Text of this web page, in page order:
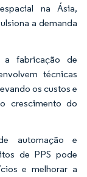
na Ásia,
a demanda
fabricação de
técnicas
os custos e
crescimento do
automação e
de PPS pode
e melhorar a